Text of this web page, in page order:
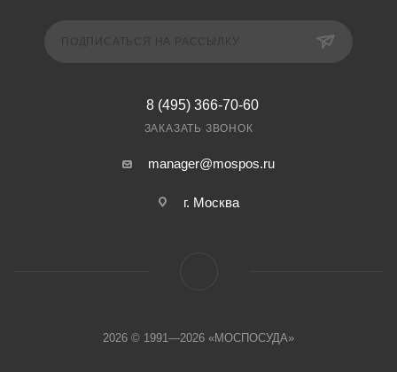
8 (495) 366-70-60
ЗАКАЗАТЬ ЗВОНОК
manager@mospos.ru
г. Москва
2026 © 1991—2026 «МОСПОСУДА»